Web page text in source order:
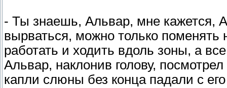
- Ты знаешь, Альвар, мне кажется,
вырваться, можно только поменять
работать и ходить вдоль зоны, а
Альвар, наклонив голову,
капли слюны без конца падали с